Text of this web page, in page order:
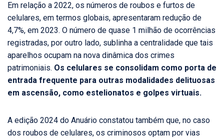
Em relação a 2022, os números de roubos e furtos de
celulares, em termos globais, apresentaram redução de
4,7%, em 2023. O número de quase 1 milhão de ocorrências
registradas, por outro lado, sublinha a centralidade que tais
aparelhos ocupam na nova dinâmica dos crimes
patrimoniais. Os celulares se consolidam como porta de
entrada frequente para outras modalidades delituosas
em ascensão, como estelionatos e golpes virtuais.
A edição 2024 do Anuário constatou também que, no caso
dos roubos de celulares, os criminosos optam por vias